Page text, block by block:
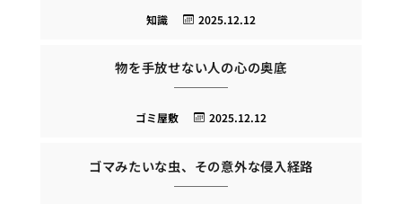
2025.12.12
知識
物を手放せない人の心の奥底
2025.12.12
ゴミ屋敷
ゴマみたいな虫、その意外な侵入経路